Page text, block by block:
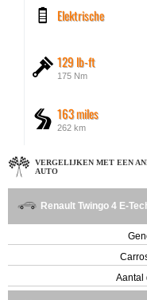
Elektrische
129 lb-ft
175 Nm
163 miles
262 km
VERGELIJKEN MET EEN
AUTO
Renault Twingo 4 E-
Aantal